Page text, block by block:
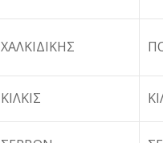
ΧΑΛΚΙΔΙΚΗΣ
ΚΙΛΚΙΣ